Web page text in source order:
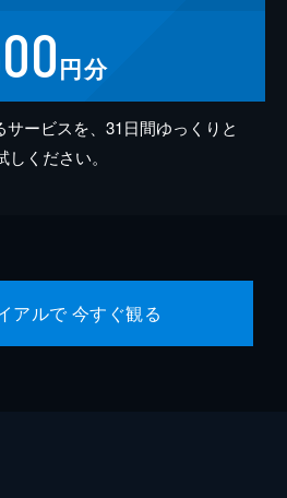
円分
ービスを、31日間ゆっくりと
しください。
アルで 今すぐ観る